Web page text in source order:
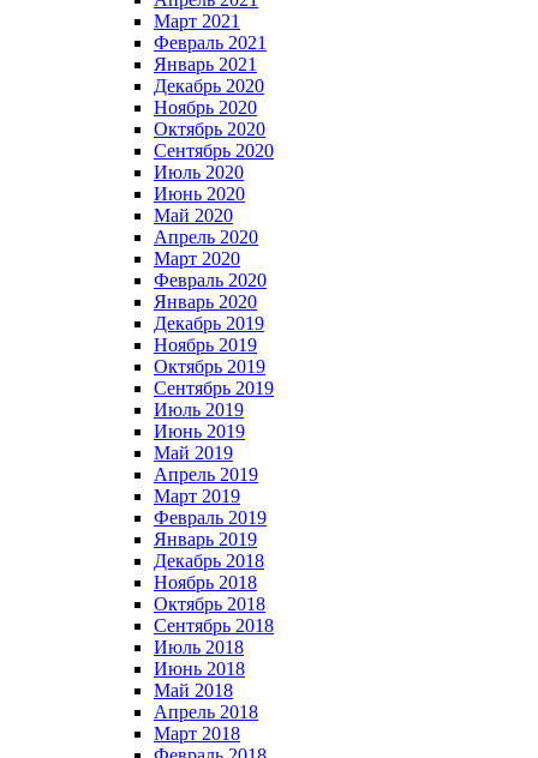
Март 2021
Февраль 2021
Январь 2021
Декабрь 2020
Ноябрь 2020
Октябрь 2020
Сентябрь 2020
Июль 2020
Июнь 2020
Май 2020
Апрель 2020
Март 2020
Февраль 2020
Январь 2020
Декабрь 2019
Ноябрь 2019
Октябрь 2019
Сентябрь 2019
Июль 2019
Июнь 2019
Май 2019
Апрель 2019
Март 2019
Февраль 2019
Январь 2019
Декабрь 2018
Ноябрь 2018
Октябрь 2018
Сентябрь 2018
Июль 2018
Июнь 2018
Май 2018
Апрель 2018
Март 2018